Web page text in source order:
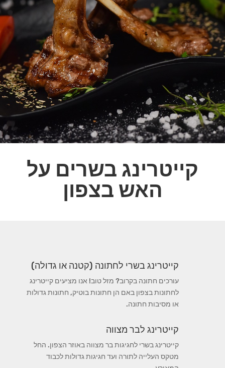
קייטרינג בשרים על
האש בצפון
קייטרינג בשרי לחתונה (קטנה או גדולה)
עורכים חתונה בקרוב? מזל טוב! אנו מציעים קייטרינג
לחתונות בצפון באם הן חתונות בוטיק, חתונות גדולות
או מסיבות חתונה.
קייטרינג לבר מצווה
קייטרינג בשרי לחגיגות בר מצווה באוזר הצפון. החל
מטקס העלייה לתורה ועד חגיגות גדולות לכבוד